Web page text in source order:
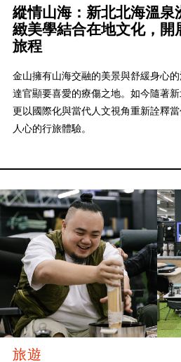
縱情山海：新北北海溫泉
緻美學結合在地文化，開
旅程
金山擁有山海交融的美景與舒緩身心
達官顯要喜愛的療傷之地。如今隨著
更以國際化與當代人文視角重新詮釋
人心的行旅體驗。
旅遊